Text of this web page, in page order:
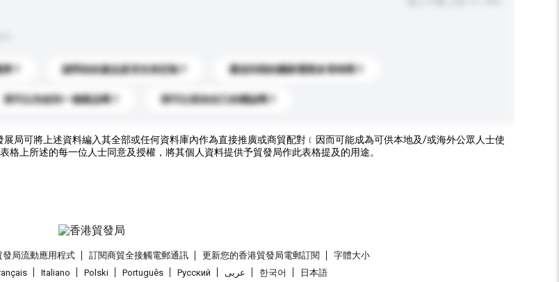
？ 請問你的產品是否支持定制？ 運送到我的國家需要多長時間？
我可以先收到一個樣品嗎？ 我可以添加自己的標誌嗎？
展局可將上述資料編入其全部或任何資料庫內作為直接推廣或商貿配對﹝因而可能成為可供本地及/或海外公眾人士使
格上所述的每一位人士同意及授權，將其個人資料提供予貿發局作此表格提及的用途。
發局流動應用程式 訂閱商貿全接觸電郵通訊 更新您的香港貿發局電郵訂閱
字體大小
Italiano Polski Português Pусский عربى 한국어
日本語